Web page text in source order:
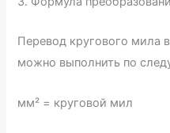
Перевод кругового мила
можно выполнить по
мм² = круговой мил